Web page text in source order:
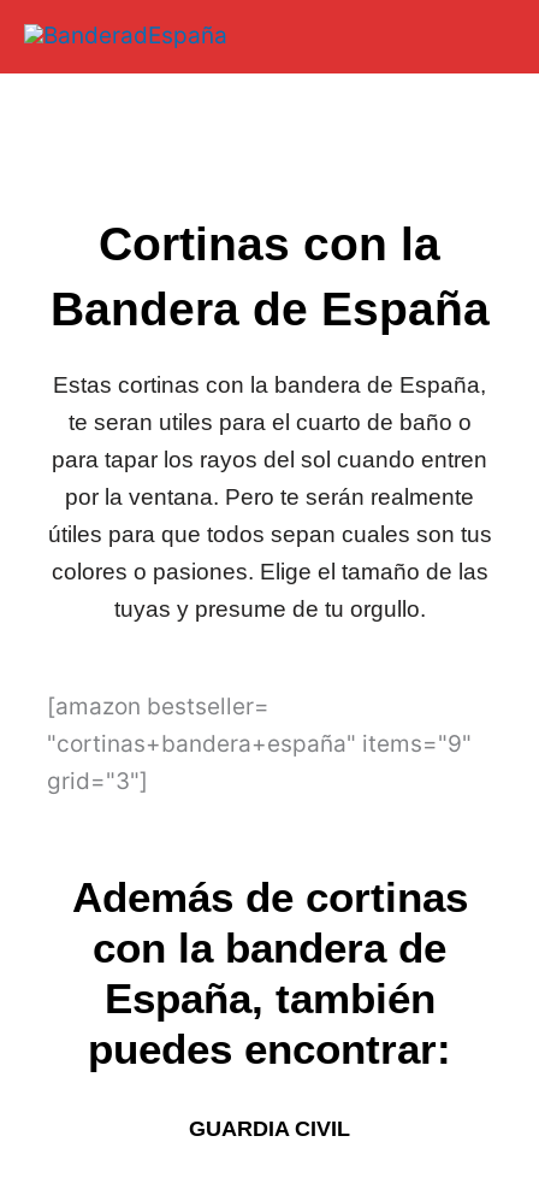
Cortinas con la
Bandera de España
Estas cortinas con la bandera de España,
te seran utiles para el cuarto de baño o
para tapar los rayos del sol cuando entren
por la ventana. Pero te serán realmente
útiles para que todos sepan cuales son tus
colores o pasiones. Elige el tamaño de las
tuyas y presume de tu orgullo.
[amazon bestseller=
"cortinas+bandera+españa" items="9"
grid="3"]
Además de cortinas
con la bandera de
España, también
puedes encontrar:
GUARDIA CIVIL